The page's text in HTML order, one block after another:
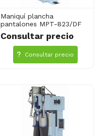
Maniquí plancha
pantalones MPT-823/DF
Consultar precio
Consultar precio